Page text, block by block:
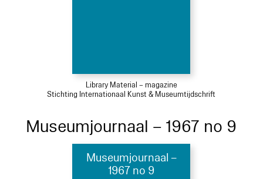
Library Material – magazine
Stichting Internationaal Kunst & Museumtijdschrift
Museumjournaal – 1967 no 9
Museumjournaal –
1967 no 9